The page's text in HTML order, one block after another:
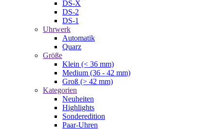
DS-X
DS-2
DS-1
Uhrwerk
Automatik
Quarz
Größe
Klein (< 36 mm)
Medium (36 - 42 mm)
Groß (> 42 mm)
Kategorien
Neuheiten
Highlights
Sonderedition
Paar-Uhren